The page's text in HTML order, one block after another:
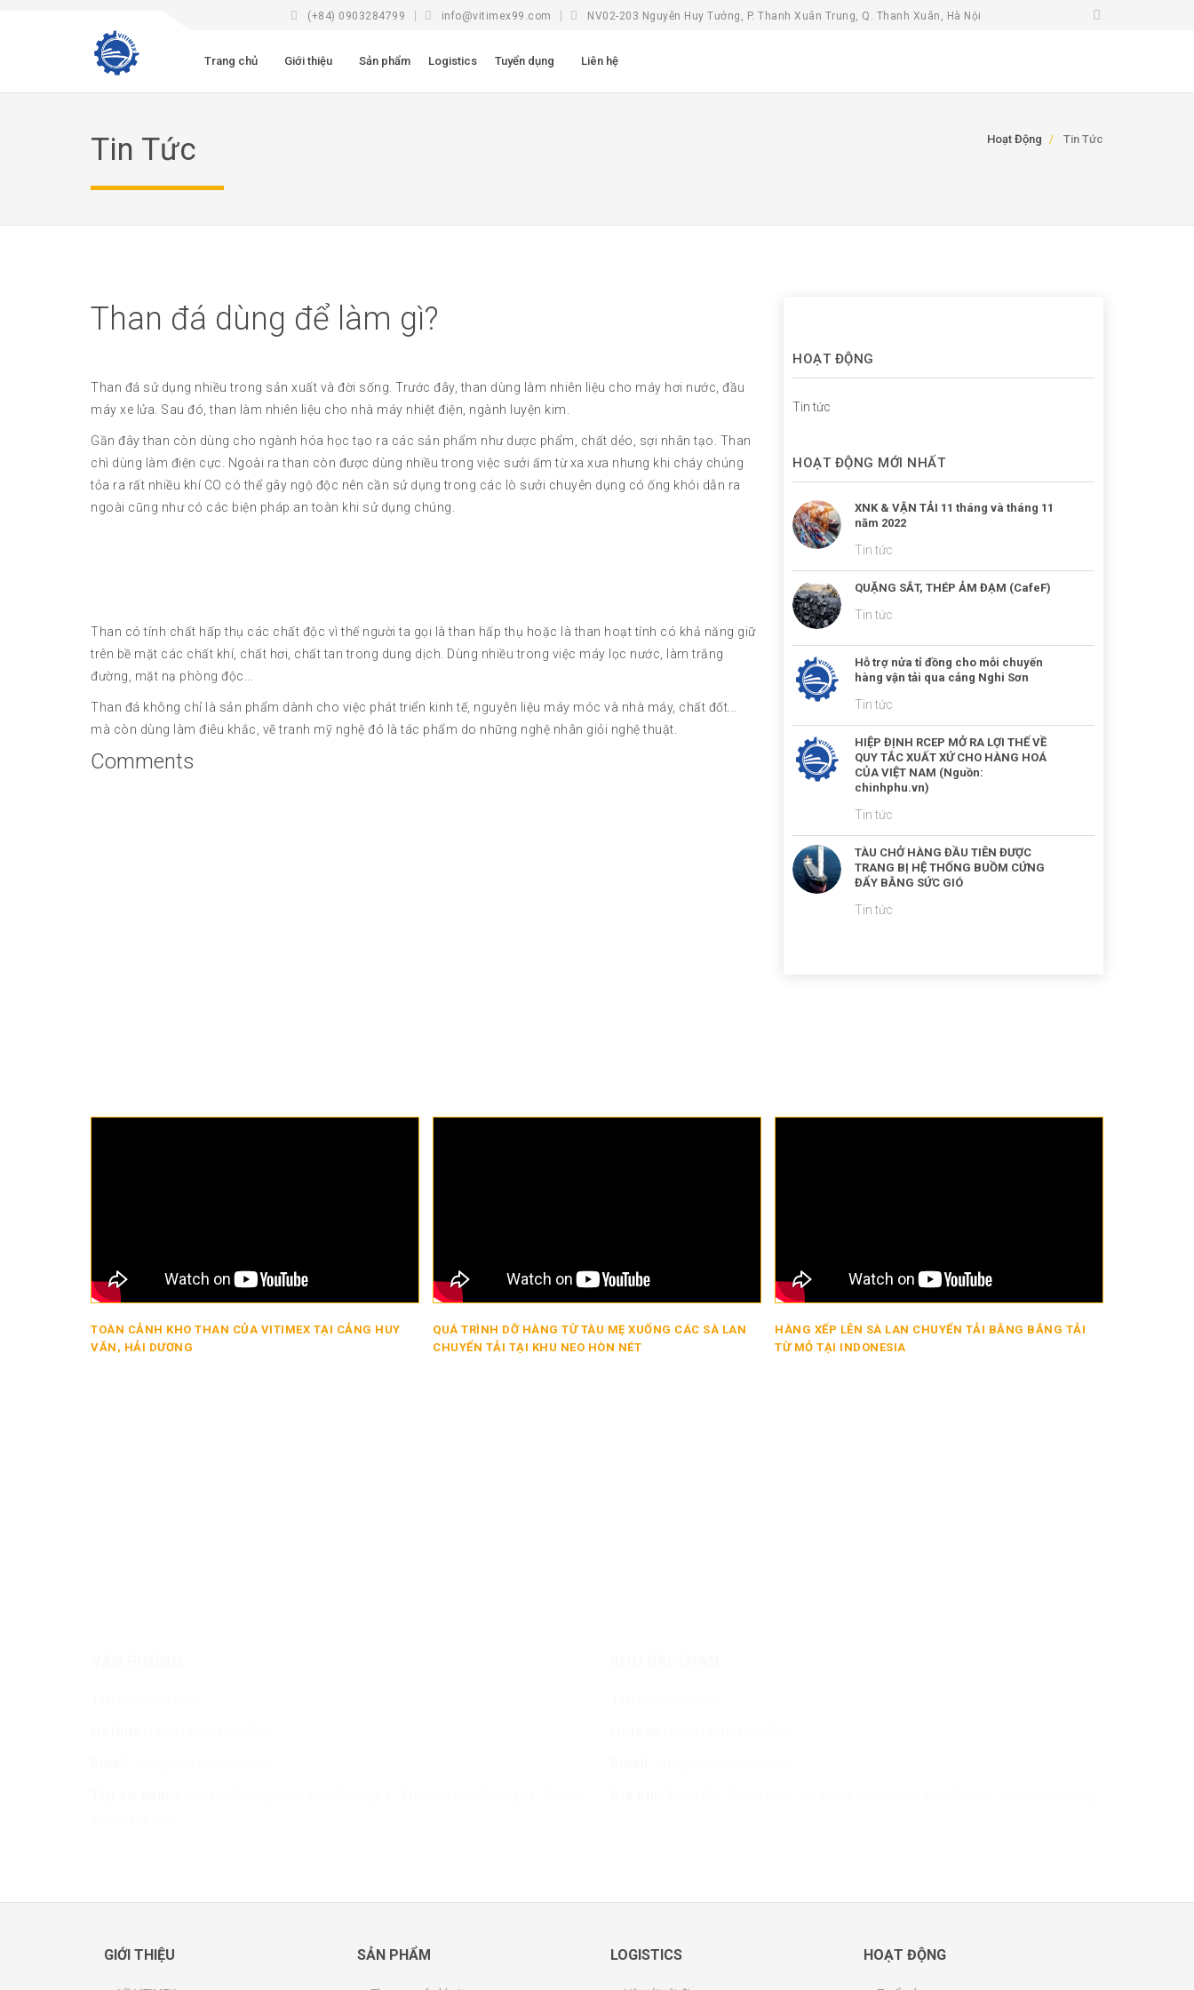
(+84) 0903284799 info@vitimex99.com NV02-203 Nguyễn Huy Tưởng, P. Thanh Xuân Trung, Q. Thanh Xuân, Hà Nội
Trang chủ Giới thiệu Sản phẩm Logistics Tuyển dụng Liên hệ
Tin Tức Hoạt Động Tin Tức
Than đá dùng để làm gì?
Than đá sử dụng nhiều trong sản xuất và đời sống. Trước đây, than dùng làm nhiên liệu cho máy hơi nước, đầu
máy xe lửa. Sau đó, than làm nhiên liệu cho nhà máy nhiệt điện, ngành luyện kim.
Gần đây than còn dùng cho ngành hóa học tạo ra các sản phẩm như dược phẩm, chất dẻo, sợi nhân tạo. Than
chì dùng làm điện cực. Ngoài ra than còn được dùng nhiều trong việc sưởi ấm từ xa xưa nhưng khi cháy chúng
tỏa ra rất nhiều khí CO có thể gây ngộ độc nên cần sử dụng trong các lò sưởi chuyên dụng có ống khói dẫn ra
ngoài cũng như có các biện pháp an toàn khi sử dụng chúng.
Than có tính chất hấp thụ các chất độc vì thế người ta gọi là than hấp thụ hoặc là than hoạt tính có khả năng giữ
trên bề mặt các chất khí, chất hơi, chất tan trong dung dịch. Dùng nhiều trong việc máy lọc nước, làm trắng
đường, mặt nạ phòng độc...
Than đá không chỉ là sản phẩm dành cho việc phát triển kinh tế, nguyên liệu máy móc và nhà máy, chất đốt...
mà còn dùng làm điêu khắc, vẽ tranh mỹ nghệ đó là tác phẩm do những nghệ nhân giỏi nghệ thuật.
Comments
HOẠT ĐỘNG
Tin tức
HOẠT ĐỘNG MỚI NHẤT
XNK & VẬN TẢI 11 tháng và tháng 11
năm 2022
Tin tức
QUẶNG SẮT, THÉP ẢM ĐẠM (CafeF)
Tin tức
Hỗ trợ nửa tỉ đồng cho mỗi chuyến
hàng vận tải qua cảng Nghi Sơn
Tin tức
HIỆP ĐỊNH RCEP MỞ RA LỢI THẾ VỀ
QUY TẮC XUẤT XỨ CHO HÀNG HOÁ
CỦA VIỆT NAM (Nguồn:
chinhphu.vn)
Tin tức
TÀU CHỞ HÀNG ĐẦU TIÊN ĐƯỢC
TRANG BỊ HỆ THỐNG BUỒM CỨNG
ĐẨY BẰNG SỨC GIÓ
Tin tức
TOÀN CẢNH KHO THAN CỦA VITIMEX TẠI CẢNG HUY
VĂN, HẢI DƯƠNG
QUÁ TRÌNH DỠ HÀNG TỪ TÀU MẸ XUỐNG CÁC SÀ LAN
CHUYỂN TẢI TẠI KHU NEO HÒN NÉT
HÀNG XẾP LÊN SÀ LAN CHUYỂN TẢI BẰNG BĂNG TẢI
TỪ MỎ TẠI INDONESIA
GIỚI THIỆU SẢN PHẨM LOGISTICS HOẠT ĐỘNG